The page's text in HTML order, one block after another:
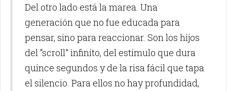
Del otro lado está la marea. Una
generación que no fue educada para
pensar, sino para reaccionar. Son los hijos
del “scroll” infinito, del estímulo que dura
quince segundos y de la risa fácil que tapa
el silencio. Para ellos no hay profundidad,